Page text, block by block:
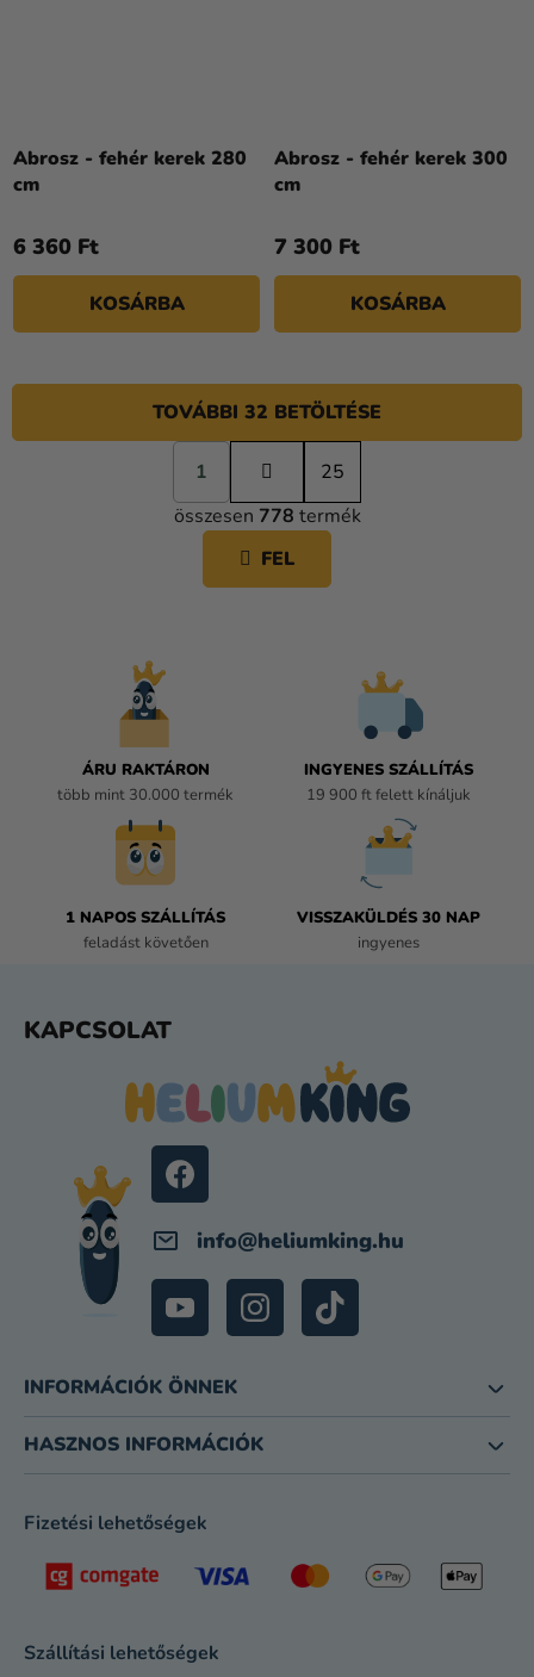
Abrosz - fehér kerek 280
cm
6 360 Ft
KOSÁRBA
Abrosz - fehér kerek 300
cm
7 300 Ft
KOSÁRBA
L
I
S
T
TOVÁBBI 32 BETÖLTÉSE
L
a
p
o
á
s
1
25
összesen 778 termék
FEL
ÁRU RAKTÁRON
több mint 30.000 termék
INGYENES SZÁLLÍTÁS
19 900 ft felett kínáljuk
1 NAPOS SZÁLLÍTÁS
feladást követően
VISSZAKÜLDÉS 30 NAP
ingyenes
KAPCSOLAT
info@heliumking.hu
INFORMÁCIÓK ÖNNEK
HASZNOS INFORMÁCIÓK
Fizetési lehetőségek
Szállítási lehetőségek